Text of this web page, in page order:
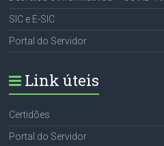
SIC e E-SIC
Portal do Servidor
Link úteis
Certidões
Portal do Servidor